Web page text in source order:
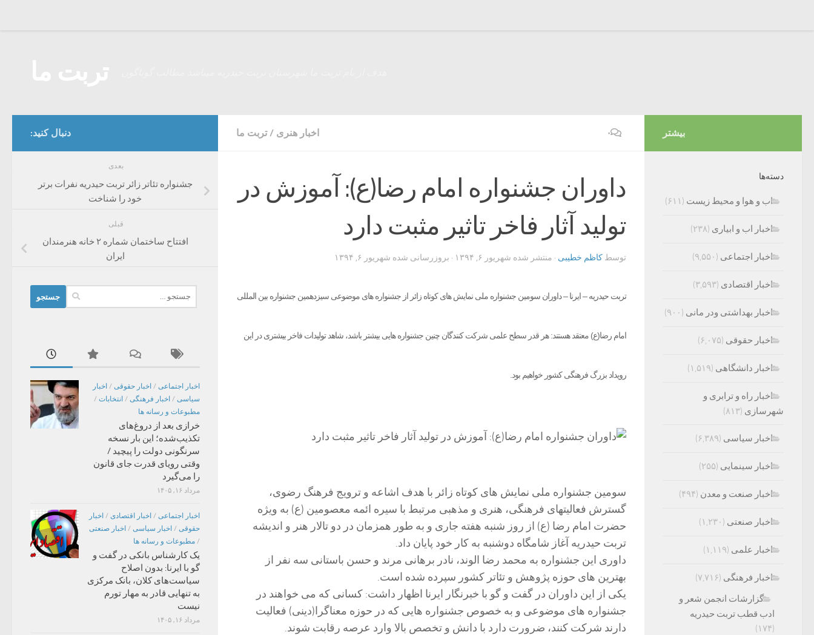
اخبار هنری / تربت ما ۰
داوران جشنواره امام رضا(ع): آموزش در
تولید آثار فاخر تاثیر مثبت دارد
توسط کاظم خطیبی · منتشر شده شهریور ۶, ۱۳۹۴ · بروزرسانی شده شهریور ۶, ۱۳۹۴
تربت حیدریه – ایرنا – داوران سومین جشنواره ملی نمایش های کوتاه زائر از جشنواره های موضوعی سیزدهمین جشنواره بین المللی
امام رضا(ع) معتقد هستند: هر قدر سطح علمی شرکت کنندگان چنین جشنواره هایی بیشتر باشد، شاهد تولیدات فاخر بیشتری در این
رویداد بزرگ فرهنگی کشور خواهیم بود.
سومین جشنواره ملی نمایش های کوتاه زائر با هدف اشاعه و ترویج فرهنگ رضوی،
گسترش فعالیتهای فرهنگی، هنری و مذهبی مرتبط با سیره ائمه معصومین (ع) به ویژه
حضرت امام رضا (ع) از روز شنبه هفته جاری و به طور همزمان در دو تالار هنر و اندیشه
تربت حیدریه آغاز شامگاه دوشنبه به کار خود پایان داد.
داوری این جشنواره به محمد رضا الوند، نادر برهانی مرند و حسن باستانی سه نفر از
بهترین های حوزه پژوهش و تئاتر کشور سپرده شده است.
یکی از این داوران در گفت و گو با خبرنگار ایرنا اظهار داشت: کسانی که می خواهند در
جشنواره های موضوعی و به خصوص جشنواره هایی که در حوزه معناگرا(دینی) فعالیت
دارند شرکت کنند، ضرورت دارد با دانش و تخصص بالا وارد عرصه رقابت شوند.
دنبال کنید:
بعدی
جشنواره تئاتر زائر تربت حیدریه نفرات برتر
خود را شناخت
قبلی
افتتاح ساختمان شماره ۲ خانه هنرمندان
ایران
برای:
اخبار اجتماعی / اخبار حقوقی / اخبار
سیاسی / اخبار فرهنگی / انتخابات /
مطبوعات و رسانه ها
خرازی بعد از دروغ‌های
تکذیب‌شده؛ این بار نسخه
سرنگونی دولت را پیچید /
وقتی رویای قدرت جای قانون
را می‌گیرد
مرداد ۱۶, ۱۴۰۵
اخبار اجتماعی / اخبار اقتصادی / اخبار
حقوقی / اخبار سیاسی / اخبار صنعتی
/ مطبوعات و رسانه ها
یک کارشناس بانکی در گفت و
گو با ایرنا: بدون اصلاح
سیاست‌های کلان، بانک مرکزی
به تنهایی قادر به مهار تورم
نیست
مرداد ۱۶, ۱۴۰۵
بیشتر
دسته‌ها
اب و هوا و محیط زیست (۶۱۱)
اخبار اب و ابیاری (۲۳۸)
اخبار اجتماعی (۹,۵۵۰)
اخبار اقتصادی (۳,۵۹۳)
اخبار بهداشتی ودر مانی (۹۰۰)
اخبار حقوقی (۶,۰۷۵)
اخبار دانشگاهی (۱,۵۱۹)
اخبار راه و ترابری و
شهرسازی (۸۱۳)
اخبار سیاسی (۶,۳۸۹)
اخبار سینمایی (۲۵۵)
اخبار صنعت و معدن (۴۹۴)
اخبار صنعتی (۱,۲۳۰)
اخبار علمی (۱,۱۱۹)
اخبار فرهنگی (۷,۷۱۶)
گزارشات انجمن شعر و
ادب قطب تربت حیدریه
(۱۷۴)